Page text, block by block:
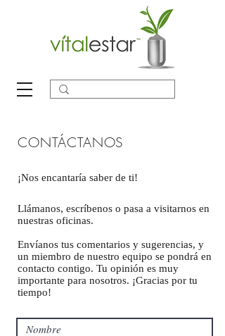
CONTÁCTANOS
¡Nos encantaría saber de ti!
Llámanos, escríbenos o pasa a visitarnos en
nuestras oficinas.
Envíanos tus comentarios y sugerencias, y
un miembro de nuestro equipo se pondrá en
contacto contigo. Tu opinión es muy
importante para nosotros. ¡Gracias por tu
tiempo!